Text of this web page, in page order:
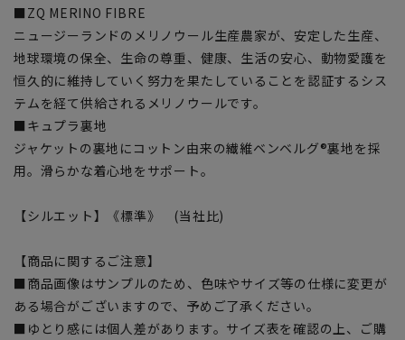
■ZQ MERINO FIBRE
ニュージーランドのメリノウール生産農家が、安定した生産、
地球環境の保全、生命の尊重、健康、生活の安心、動物愛護を
恒久的に維持していく努力を果たしていることを認証するシス
テムを経て供給されるメリノウールです。
■キュプラ裏地
ジャケットの裏地にコットン由来の繊維ベンベルグ®裏地を採
用。滑らかな着心地をサポート。
【シルエット】《標準》 (当社比)
【商品に関するご注意】
■商品画像はサンプルのため、色味やサイズ等の仕様に変更が
ある場合がございますので、予めご了承ください。
■ゆとり感には個人差があります。サイズ表を確認の上、ご購